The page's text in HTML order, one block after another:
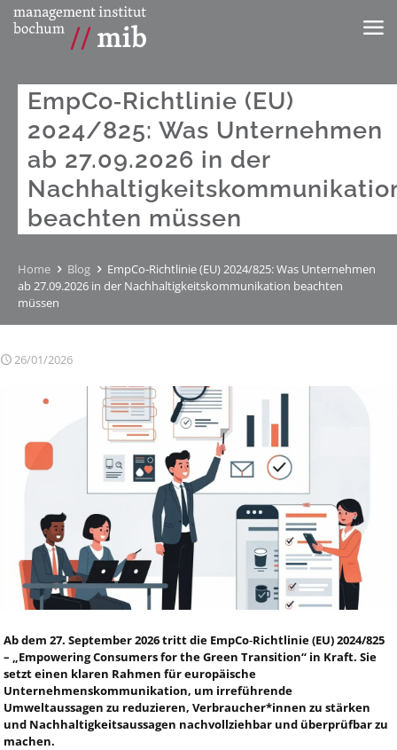
EmpCo‑Richtlinie (EU)
2024/825: Was Unternehmen
ab 27.09.2026 in der
beachten müssen
Home Blog
EmpCo‑Richtlinie (EU) 2024/825: Was Unternehmen
ab 27.09.2026 in der Nachhaltigkeitskommunikation beachten
müssen
26/01/2026
Ab dem 27. September 2026 tritt die EmpCo‑Richtlinie (EU) 2024/825
– „Empowering Consumers for the Green Transition“ in Kraft. Sie
setzt einen klaren Rahmen für europäische
Unternehmenskommunikation, um irreführende
Umweltaussagen zu reduzieren, Verbraucher*innen zu stärken
und Nachhaltigkeitsaussagen nachvollziehbar und überprüfbarzu
machen.